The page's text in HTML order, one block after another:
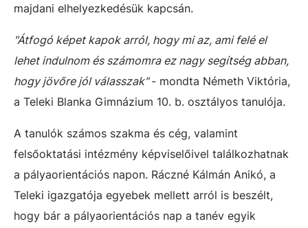
majdani elhelyezkedésük kapcsán.
"Átfogó képet kapok arról, hogy mi az, ami felé el
lehet indulnom és számomra ez nagy segítség abban,
hogy jövőre jól válasszak"- mondta Németh Viktória,
a Teleki Blanka Gimnázium 10. b. osztályos tanulója.
A tanulók számos szakma és cég, valamint
felsőoktatási intézmény képviselőivel találkozhatnak
a pályaorientációs napon. Ráczné Kálmán Anikó, a
Teleki igazgatója egyebek mellett arról is beszélt,
hogy bár a pályaorientációs nap a tanév egyik